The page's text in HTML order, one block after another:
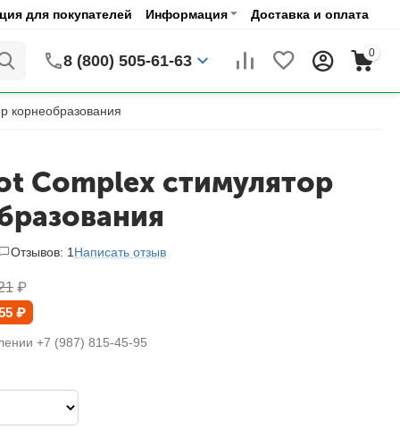
для покупателей Информация Доставка и оплата
8 (800) 505-61-63 0
корнеобразования
Complex стимулятор
Отзывов: 1 Написать отзыв
₽
₽
+7 (987) 815-45-95